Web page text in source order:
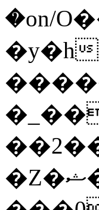
�on/
�y�h
�Z�ޝ��V�}Y�I�ծ�O�����S��]z��w��7�޷�����h���u��7w.ϻ���8X��ͮ�����W�dm�Jߜ��q/>?